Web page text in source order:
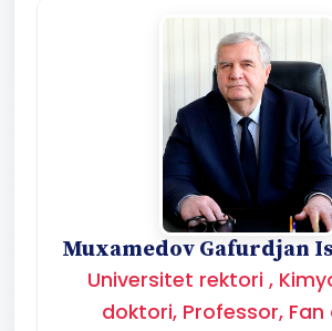
Muxamedov Gafurdjan
Universitet rektori ,
doktori, Professor,